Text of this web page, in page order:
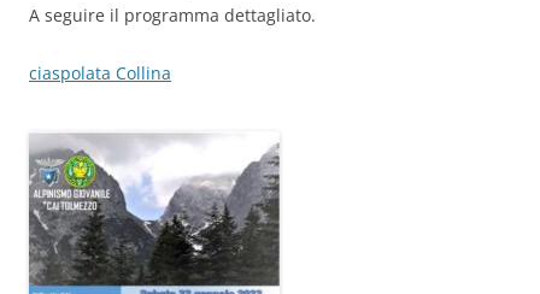
A seguire il programma dettagliato.
ciaspolata Collina